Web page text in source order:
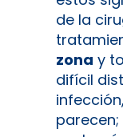
de la
zona y
difícil